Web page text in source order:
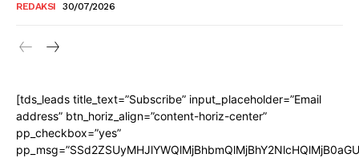
REDAKSI 30/07/2026
[tds_leads title_text=”Subscribe” input_placeholder=”Email
address” btn_horiz_align=”content-horiz-center”
pp_checkbox=”yes”